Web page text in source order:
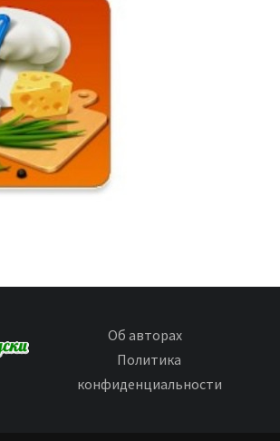
Об авторах
Политика
конфиденциальности